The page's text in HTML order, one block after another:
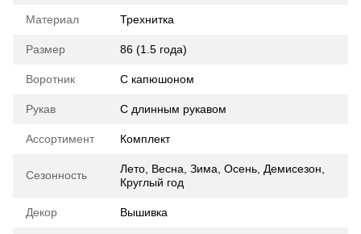
Материал Трехнитка
Размер 86 (1.5 года)
Воротник С капюшоном
Рукав С длинным рукавом
Ассортимент Комплект
Сезонность Лето Весна Зима Осень Демисезон
Круглый год
Декор Вышивка